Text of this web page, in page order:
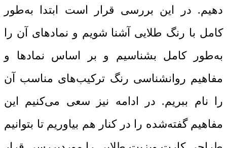
دهیم. در این بررسی قرار است ابتدا به‌طور
کامل با رنگ طلایی آشنا شویم و نمادهای آن را
به‌طور کامل بشناسیم و بر اساس نمادها و
مفاهیم روانشناسی رنگ ترکیب‌های مناسب آن
را نام ببریم. در ادامه نیز سعی می‌کنیم این
مفاهیم گفته‌شده را در کنار هم بیاوریم تا بتوانیم